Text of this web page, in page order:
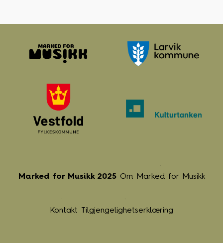
Marked for Musikk 2025 Om Marked for Musikk
Kontakt Tilgjengelighetserklæring